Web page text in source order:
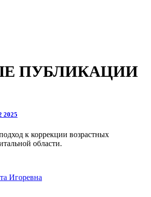
ПУБЛИКАЦИИ
к коррекции возрастных
области.
Игоревна